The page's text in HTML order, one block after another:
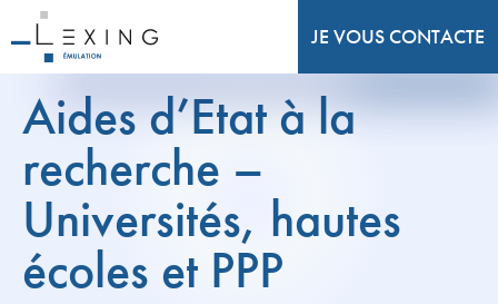
JE VOUS CONTACTE
Aides d’Etat à la
recherche –
Universités, hautes
écoles et PPP